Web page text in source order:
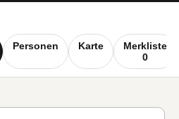
Personen Karte
Merkliste
0